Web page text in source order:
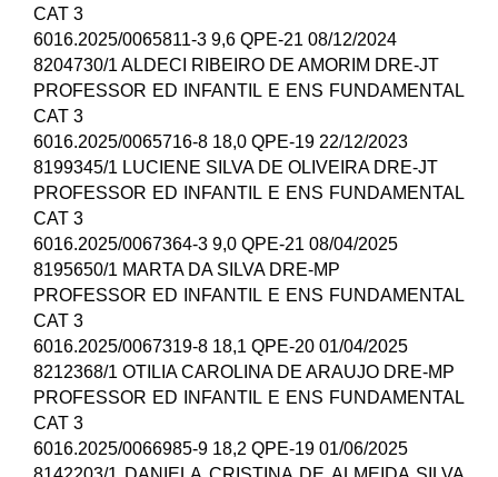
CAT 3
6016.2025/0065811-3 9,6 QPE-21 08/12/2024
8204730/1 ALDECI RIBEIRO DE AMORIM DRE-JT
PROFESSOR ED INFANTIL E ENS FUNDAMENTAL
CAT 3
6016.2025/0065716-8 18,0 QPE-19 22/12/2023
8199345/1 LUCIENE SILVA DE OLIVEIRA DRE-JT
PROFESSOR ED INFANTIL E ENS FUNDAMENTAL
CAT 3
6016.2025/0067364-3 9,0 QPE-21 08/04/2025
8195650/1 MARTA DA SILVA DRE-MP
PROFESSOR ED INFANTIL E ENS FUNDAMENTAL
CAT 3
6016.2025/0067319-8 18,1 QPE-20 01/04/2025
8212368/1 OTILIA CAROLINA DE ARAUJO DRE-MP
PROFESSOR ED INFANTIL E ENS FUNDAMENTAL
CAT 3
6016.2025/0066985-9 18,2 QPE-19 01/06/2025